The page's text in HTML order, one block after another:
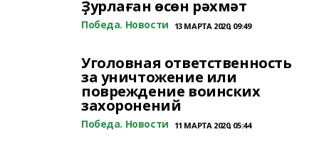
Ҙурлаған өсөн рәхмәт
Победа. Новости 13 МАРТА 2020, 09:49
Уголовная ответственность
за уничтожение или
повреждение воинских
захоронений
Победа. Новости 11 МАРТА 2020, 05:44